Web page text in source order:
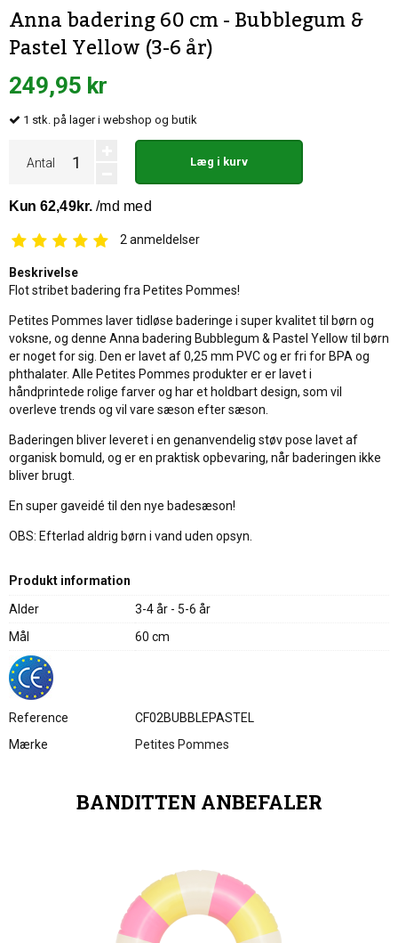
Anna badering 60 cm - Bubblegum &
Pastel Yellow (3-6 år)
249,95 kr
1 stk. på lager i webshop og butik
Antal Læg i kurv
2 anmeldelser
Beskrivelse
Flot stribet badering fra Petites Pommes!
Petites Pommes laver tidløse baderinge i super kvalitet til børn og
voksne, og denne Anna badering Bubblegum & Pastel Yellow til børn
er noget for sig. Den er lavet af 0,25 mm PVC og er fri for BPA og
phthalater. Alle Petites Pommes produkter er er lavet i
håndprintede rolige farver og har et holdbart design, som vil
overleve trends og vil vare sæson efter sæson.
Baderingen bliver leveret i en genanvendelig støv pose lavet af
organisk bomuld, og er en praktisk opbevaring, når baderingen ikke
bliver brugt.
En super gaveidé til den nye badesæson!
OBS: Efterlad aldrig børn i vand uden opsyn.
Produkt information
Alder
3-4 år - 5-6 år
Mål
60 cm
Reference
CF02BUBBLEPASTEL
Mærke
Petites Pommes
BANDITTEN ANBEFALER